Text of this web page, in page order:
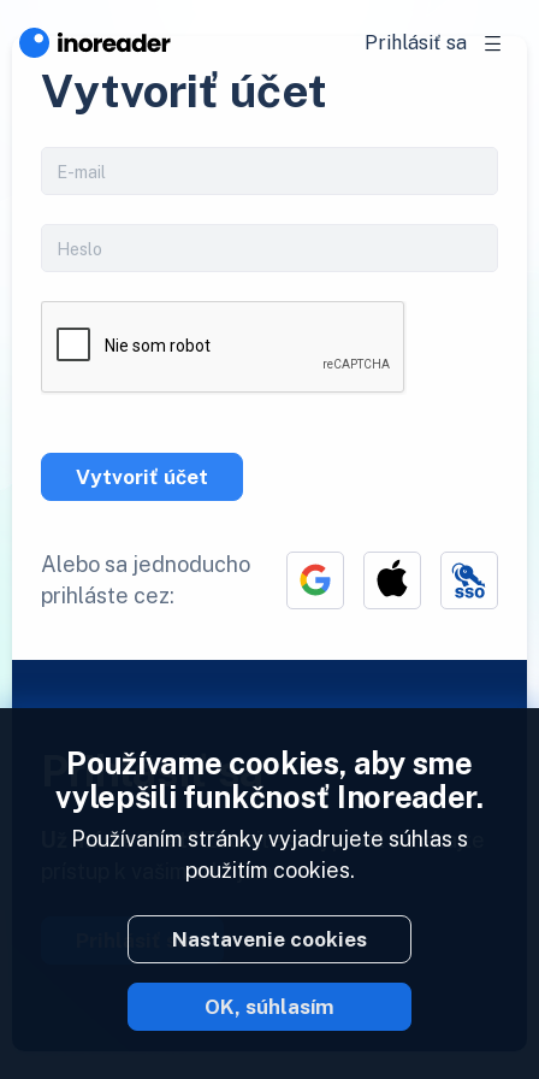
Prihlásiť sa
Vytvoriť účet
Vytvoriť účet
Alebo sa jednoducho
prihláste cez:
Prihlásiť sa
Už máme účet?Zadajte svoj profil a získajte
prístup k vašim zdrojom.
Prihlásiť sa
2023 © Inoreader
Používame cookies, aby sme
vylepšili funkčnosť Inoreader.
Používaním stránky vyjadrujete súhlas s
použitím cookies.
Nastavenie cookies
OK, súhlasím